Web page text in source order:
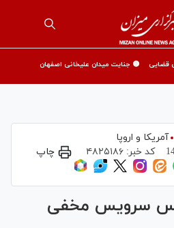
قضایی 🟡 جنایت میدان علیخانی اصفهان
آمریکا و اروپا
کد خبر:۴۸۲۵۱۸۶ چاپ
سرویس مخفی